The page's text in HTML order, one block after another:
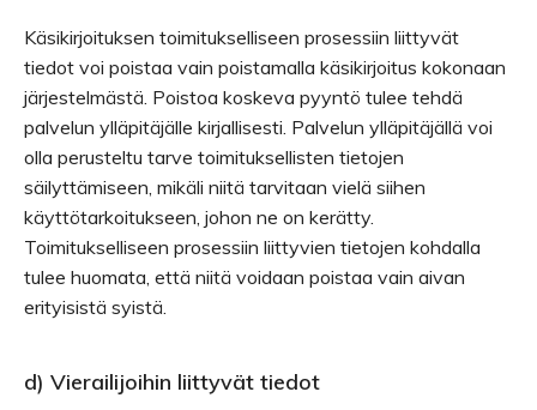
Käsikirjoituksen toimitukselliseen prosessiin liittyvät
tiedot voi poistaa vain poistamalla käsikirjoitus kokonaan
järjestelmästä. Poistoa koskeva pyyntö tulee tehdä
palvelun ylläpitäjälle kirjallisesti. Palvelun ylläpitäjällä voi
olla perusteltu tarve toimituksellisten tietojen
säilyttämiseen, mikäli niitä tarvitaan vielä siihen
käyttötarkoitukseen, johon ne on kerätty.
Toimitukselliseen prosessiin liittyvien tietojen kohdalla
tulee huomata, että niitä voidaan poistaa vain aivan
erityisistä syistä.
d) Vierailijoihin liittyvät tiedot